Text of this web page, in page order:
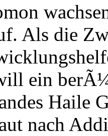
Als die
ein
Haile
nach